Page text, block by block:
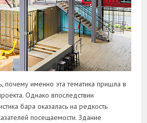
почему именно эта тематика пришла в
Однако впоследствии
бара оказалась на редкость
посещаемости. Здание